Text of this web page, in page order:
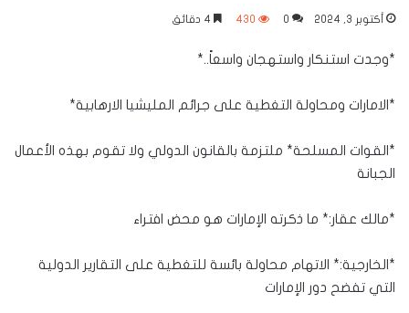
أكتوبر 3, 2024 0
430
*وجدت استنكار واستهجان واسعاً..*
*الامارات ومحاولة التغطية على جرائم المليشيا الارهابية*
*القوات المسلحة* ملتزمة بالقانون الدولي ولا تقوم بهذه الأعمال
الجبانة
*مالك عقار:* ما ذكرته الإمارات هو محض افتراء
*الخارجية:* الاتهام محاولة بائسة للتغطية على التقارير الدولية
التي تفضح دور الإمارات